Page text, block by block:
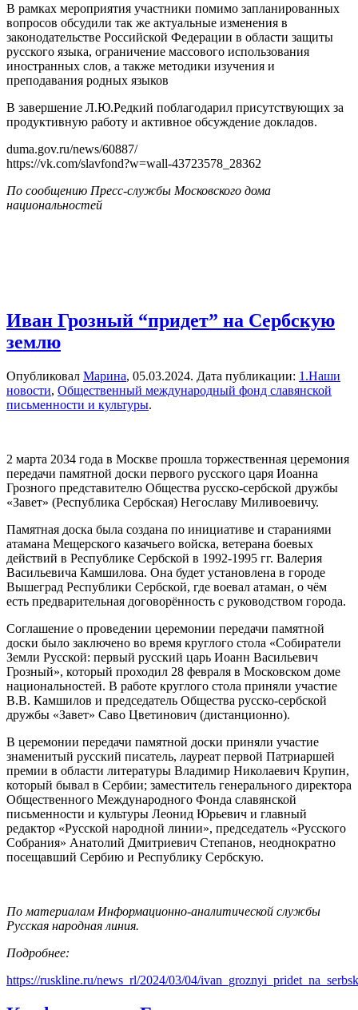
В рамках мероприятия участники помимо запланированных
вопросов обсудили так же актуальные изменения в
законодательстве Российской Федерации в области защиты
русского языка, ограничение массового использования
иностранных слов, а также методики изучения и
преподавания родных языков
В завершение Л.Ю.Редкий поблагодарил присутствующих за
продуктивную работу и активное обсуждение докладов.
duma.gov.ru/news/
https://vk.com/slavfond?w=wall-43723578_28362
По сообщению Пресс-службы Московского дома
национальностей
Иван Грозный “придет” на Сербскую
землю
Опубликовал Марина, 05.03.2024. Дата публикации: 1.Наши
новости, Общественный международный фонд славянской
письменности и культуры.
2 марта 2034 года в Москве прошла торжественная церемония
передачи памятной доски первого русского царя Иоанна
Грозного представителю Общества русско-сербской дружбы
«Завет» (Республика Сербская) Негославу Миливоевичу.
Памятная доска была создана по инициативе и стараниями
атамана Мещерского казачьего войска, ветерана боевых
действий в Республике Сербской в 1992-1995 гг. Валерия
Васильевича Камшилова. Она будет установлена в городе
Вышеград Республики Сербской, где воевал атаман, о чём
есть предварительная договорённость с руководством города.
Соглашение о проведении церемонии передачи памятной
доски было заключено во время круглого стола «Собиратели
Земли Русской: первый русский царь Иоанн Васильевич
Грозный», который проходил 28 февраля в Московском доме
национальностей. В работе круглого стола приняли участие
В.В. Камшилов и председатель Общества русско-сербской
дружбы «Завет» Саво Цветинович (дистанционно).
В церемонии передачи памятной доски приняли участие
знаменитый русский писатель, лауреат первой Патриаршей
премии в области литературы Владимир Николаевич Крупин,
который бывал в Сербии; заместитель генерального директора
Общественного Международного Фонда славянской
письменности и культуры Леонид Юрьевич и главный
редактор «Русской народной линии», председатель «Русского
Собрания» Анатолий Дмитриевич Степанов, неоднократно
посещавший Сербию и Республику Сербскую.
По материалам Информационно-аналитической службы
Русская народная линия.
Подробнее:
https://ruskline.ru/news_rl/2024/03/04/